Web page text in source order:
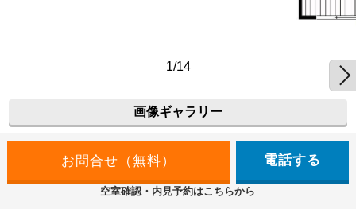
1/14
画像ギャラリー
電話する
空室確認・内見予約はこちらから